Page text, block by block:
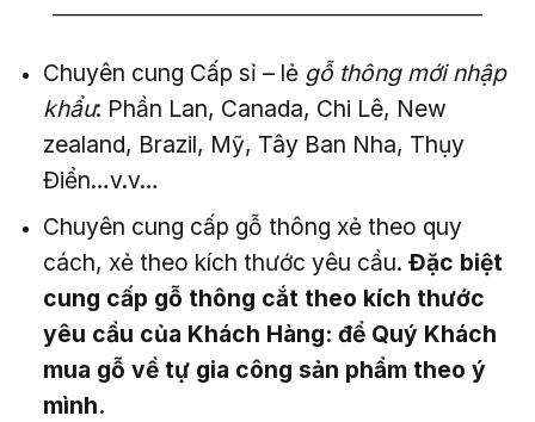
——————————————————————–
Chuyên cung Cấp sỉ – lẻ gỗ thông mới nhập
khẩu: Phần Lan, Canada, Chi Lê, New
zealand, Brazil, Mỹ, Tây Ban Nha, Thụy
Điển…v.v…
Chuyên cung cấp gỗ thông xẻ theo quy
cách, xẻ theo kích thước yêu cầu. Đặc biệt
cung cấp gỗ thông cắt theo kích thước
yêu cầu của Khách Hàng: để Quý Khách
mua gỗ về tự gia công sản phẩm theo ý
mình.